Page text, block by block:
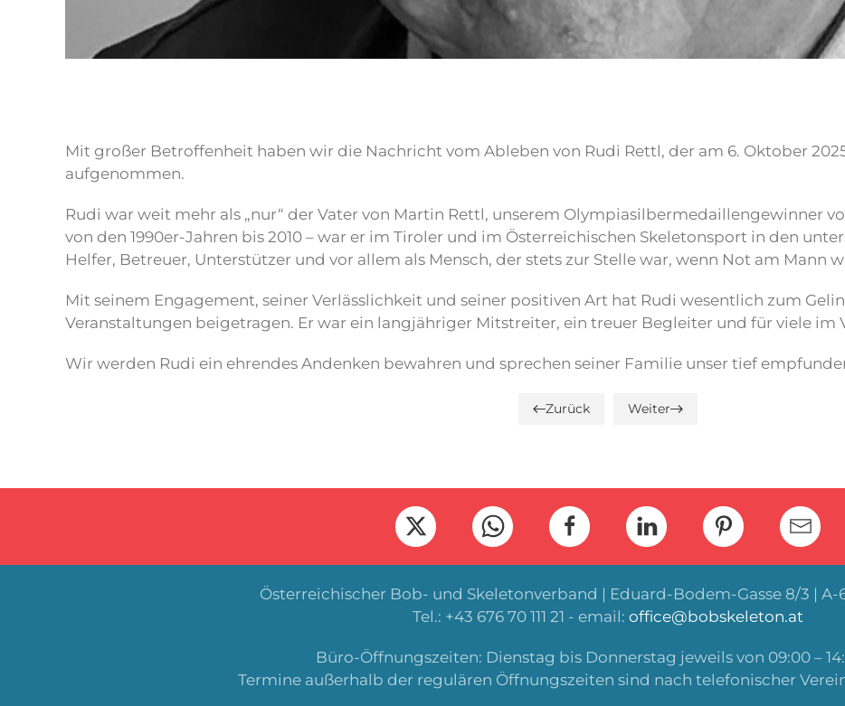
Mit großer Betroffenheit haben wir die Nachricht vom Ableben von Rudi Rettl, der am 6. Oktober
aufgenommen.
Rudi war weit mehr als „nur“ der Vater von Martin Rettl, unserem Olympiasilbermedaillengewinner
von den 1990er-Jahren bis 2010 – war er im Tiroler und im Österreichischen Skeletonsport in den
Helfer, Betreuer, Unterstützer und vor allem als Mensch, der stets zur Stelle war, wenn Not am Mann
Mit seinem Engagement, seiner Verlässlichkeit und seiner positiven Art hat Rudi wesentlich zum
Veranstaltungen beigetragen. Er war ein langjähriger Mitstreiter, ein treuer Begleiter und für viele im
Wir werden Rudi ein ehrendes Andenken bewahren und sprechen seiner Familie unser tief
Zurück Weiter
Österreichischer Bob- und Skeletonverband | Eduard-Bodem-Gasse 8/3 | A-
Tel.: +43 676 70 111 21 - email: office@bobskeleton.at
Büro-Öffnungszeiten: Dienstag bis Donnerstag jeweils von 09:00 –
Termine außerhalb der regulären Öffnungszeiten sind nach telefonischer